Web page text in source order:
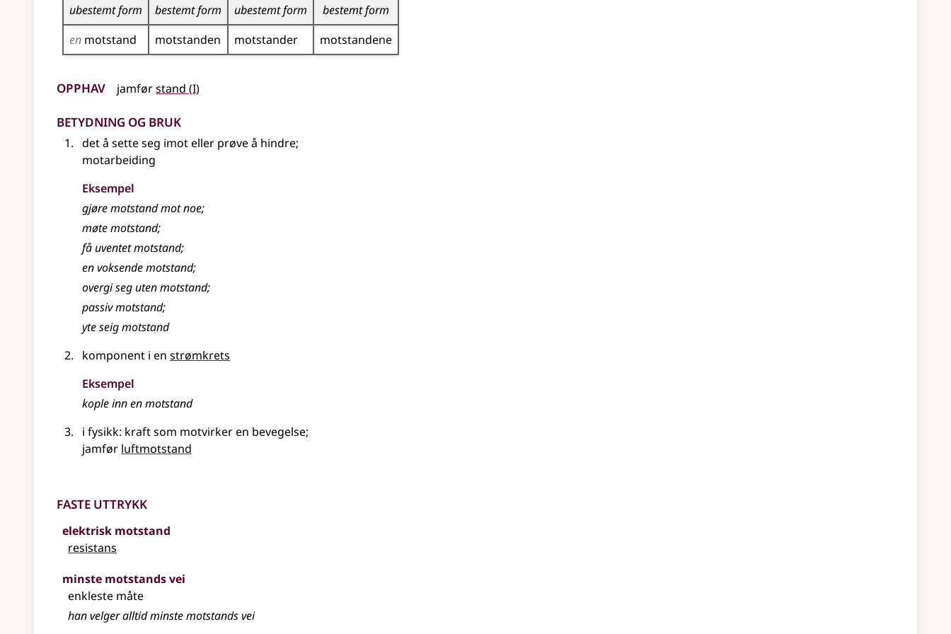
ubestemt form
bestemt form ubestemt form
bestemt form
en motstand motstanden motstander motstandene
Opphav jamførstand (1
I)
Betydning og bruk
det å sette seg imoteller prøve å hindre;
motarbeiding
Eksempel
gjøremotstandmot noe;
møtemotstand;
få uventetmotstand;
en voksendemotstand;
overgi seg utenmotstand;
passivmotstand;
yte seigmotstand
komponent i en strømkrets
Eksempel
kople inn enmotstand
i fysikk: kraft som motvirker en bevegelse;
jamfør luftmotstand
Faste uttrykk
elektrisk motstand
resistans
minste motstands vei
enkleste måte
han velger alltid minste motstands vei